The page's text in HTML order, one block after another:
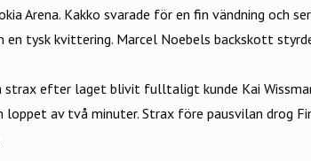
Arena. Kakko svarade för en fin vändning och
en tysk kvittering. Marcel Noebels backskott
strax efter laget blivit fulltaligt kunde Kai
av två minuter. Strax före pausvilan drog